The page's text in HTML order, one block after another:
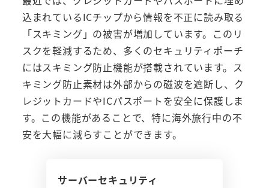
込まれているICチップから情報を不正に読み取る
「スキミング」の被害が増加しています。このリ
スクを軽減するため、多くのセキュリティポーチ
にはスキミング防止機能が搭載されています。ス
キミング防止素材は外部からの磁波を遮断し、ク
レジットカードやICパスポートを安全に保護しま
す。この機能があることで、特に海外旅行中の不
安を大幅に減らすことができます。
サーバーセキュリティ